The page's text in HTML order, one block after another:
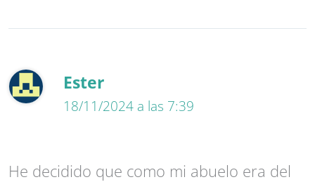
Ester
18/11/2024 a las 7:39
He decidido que como mi abuelo era del